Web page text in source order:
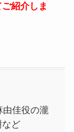
紹介しま
由佳役の瀧
ど